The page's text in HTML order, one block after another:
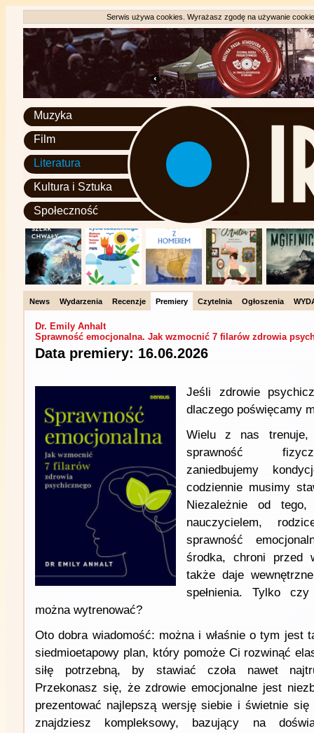
Serwis używa cookies. Wyrażasz zgodę na używanie
Muzyka
Film
Literatura
Kultura i Sztuka
Społeczność
News Wydarzenia Recenzje Premiery Czytelnia Ogłoszenia
Dr. Emily Anhalt
Sprawność emocjonalna. Jak wzmocnić 7 filarów zdrowia
Data premiery: 16.06.2026
Jeśli zdrowie
dlaczego poświęcamy
Wielu z nas trenuje,
sprawność
zaniedbujemy
codziennie musimy
Niezależnie od
nauczycielem,
sprawność
środka, chroni przed
także daje
spełnienia. Tylko
można wytrenować?
Oto dobra wiadomość: można i właśnie o tym jest
siedmioetapowy plan, który pomoże Ci rozwinąć
siłę potrzebną, by stawiać czoła nawet
Przekonasz się, że zdrowie emocjonalne jest
prezentować najlepszą wersję siebie i świetnie
znajdziesz kompleksowy, bazujący na